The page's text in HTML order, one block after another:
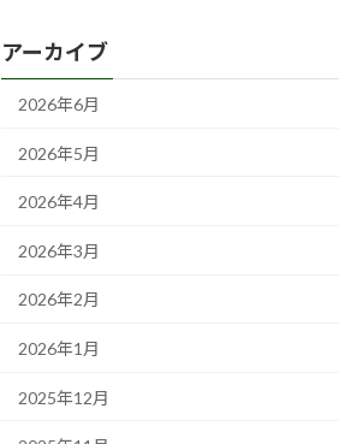
アーカイブ
2026年6月
2026年5月
2026年4月
2026年3月
2026年2月
2026年1月
2025年12月